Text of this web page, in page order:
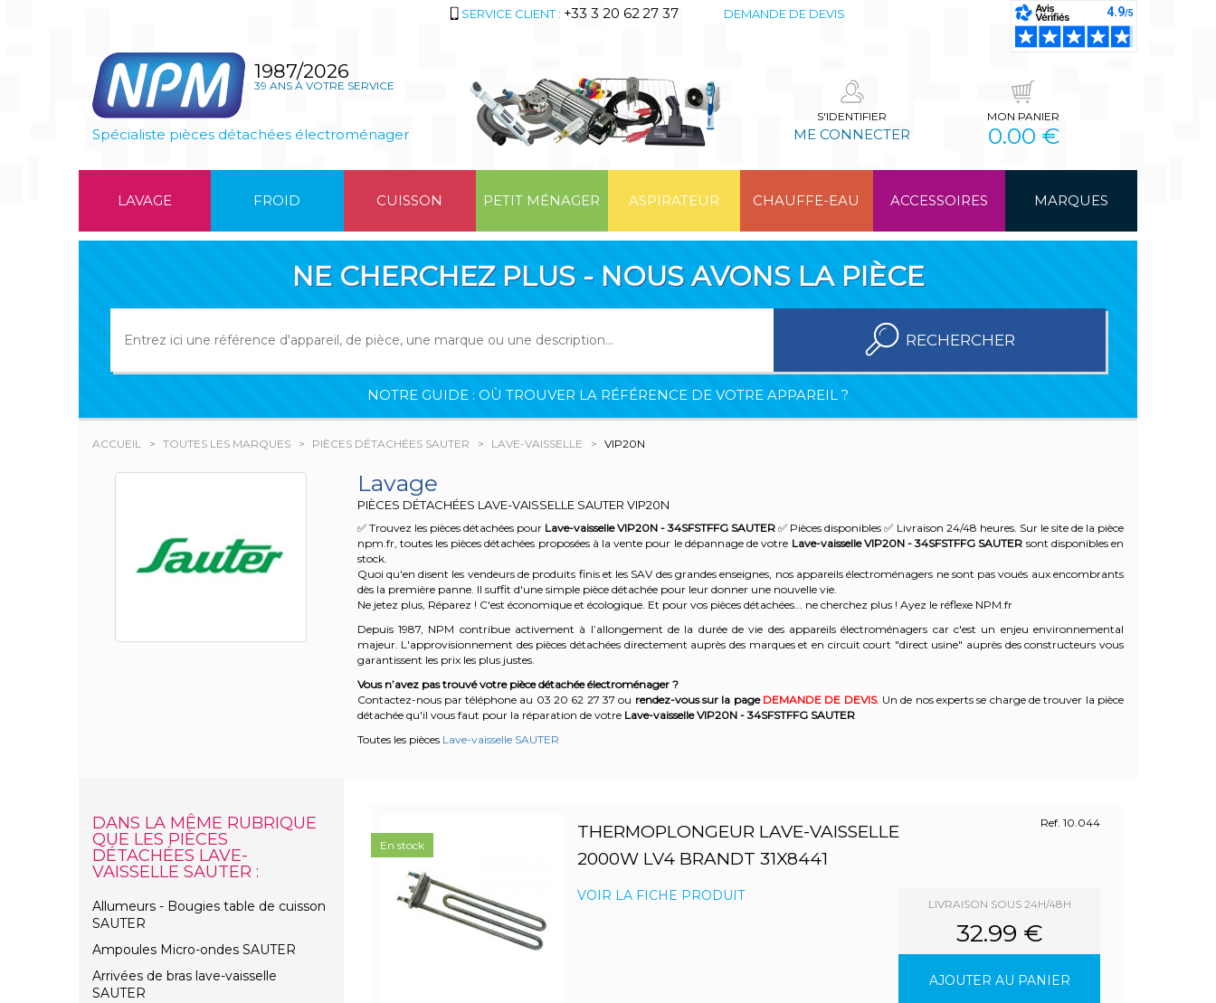
SERVICE CLIENT : +33 3 20 62 27 37 DEMANDE DE DEVIS
1987/2026
39 ANS À VOTRE SERVICE
Spécialiste pièces détachées électroménager
S'IDENTIFIER
ME CONNECTER
MON PANIER
0.00 €
LAVAGE FROID CUISSON PETIT MÉNAGER ASPIRATEUR CHAUFFE-EAU ACCESSOIRES MARQUES
NE CHERCHEZ PLUS - NOUS AVONS LA PIÈCE
RECHERCHER
NOTRE GUIDE : OÙ TROUVER LA RÉFÉRENCE DE VOTRE APPAREIL ?
ACCUEIL TOUTES LES MARQUES PIÈCES DÉTACHÉES SAUTER LAVE-VAISSELLE VIP20N
Lavage
PIÈCES DÉTACHÉES LAVE-VAISSELLE SAUTER VIP20N
✅ Trouvez les pièces détachées pour Lave-vaisselle VIP20N - 34SFSTFFG SAUTER✅ Pièces disponibles ✅ Livraison 24/48 heures. Sur le site de la pièce
npm.fr, toutes les pièces détachées proposées à la vente pour le dépannage de votre Lave-vaisselle VIP20N - 34SFSTFFG SAUTER sont disponibles en
stock.
Quoi qu'en disent les vendeurs de produits finis et les SAV des grandes enseignes, nos appareils électroménagers ne sont pas voués aux encombrants
dès la première panne. Il suffit d'une simple pièce détachée pour leur donner une nouvelle vie.
Ne jetez plus, Réparez ! C'est économique et écologique. Et pour vos pièces détachées... ne cherchez plus ! Ayez le réflexe NPM.fr
Depuis 1987, NPM contribue activement à l’allongement de la durée de vie des appareils électroménagers car c'est un enjeu environnemental
majeur. L'approvisionnement des pièces détachées directement auprès des marques et en circuit court "direct usine" auprès des constructeurs vous
garantissent les prix les plus justes.
Vous n’avez pas trouvé votre pièce détachée électroménager ?
Contactez-nous par téléphone au 03 20 62 27 37 ou rendez-vous sur la page DEMANDE DE DEVIS. Un de nos experts se charge de trouver la pièce
détachée qu'il vous faut pour la réparation de votre Lave-vaisselle VIP20N - 34SFSTFFG SAUTER
Toutes les pièces Lave-vaisselle SAUTER
DANS LA MÊME RUBRIQUE
QUE LES PIÈCES
DÉTACHÉES LAVE-
VAISSELLE SAUTER :
Allumeurs - Bougies table de cuisson
SAUTER
Ampoules Micro-ondes SAUTER
Arrivées de bras lave-vaisselle
SAUTER
THERMOPLONGEUR LAVE-VAISSELLE
2000W LV4 BRANDT 31X8441
Ref. 10.044
VOIR LA FICHE PRODUIT
LIVRAISON SOUS 24H/48H
32.99 €
AJOUTER AU PANIER
En stock